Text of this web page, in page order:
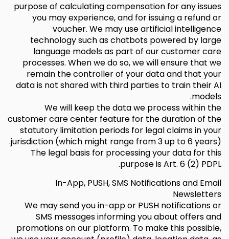
purpose of calculating compensation for any issues
you may experience, and for issuing a refund or
voucher. We may use artificial intelligence
technology such as chatbots powered by large
language models as part of our customer care
processes. When we do so, we will ensure that we
remain the controller of your data and that your
data is not shared with third parties to train their AI
models.
We will keep the data we process within the
customer care center feature for the duration of the
statutory limitation periods for legal claims in your
jurisdiction (which might range from 3 up to 6 years).
The legal basis for processing your data for this
purpose is Art. 6 (2) PDPL.
In-App, PUSH, SMS Notifications and Email
Newsletters
We may send you in-app or PUSH notifications or
SMS messages informing you about offers and
promotions on our platform. To make this possible,